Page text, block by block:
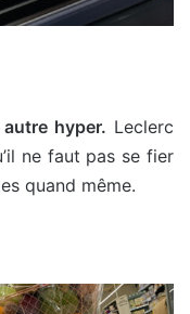
hyper. Leclerc
ne faut pas se fier
quand même.